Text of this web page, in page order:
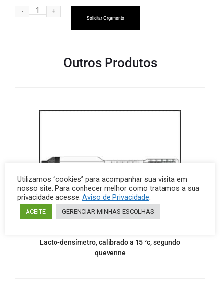
Solicitar Orçamento
Outros Produtos
Lacto-densímetro, calibrado a 15 °c, segundo
quevenne
Utilizamos “cookies” para acompanhar sua visita em
nosso site. Para conhecer melhor como tratamos a sua
privacidade acesse: Aviso de Privacidade
ACEITE GERENCIAR MINHAS ESCOLHAS